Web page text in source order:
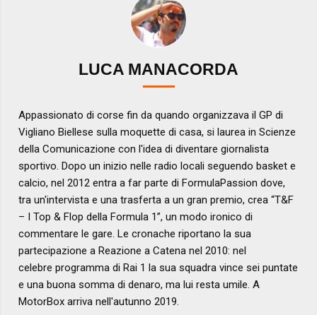
LUCA MANACORDA
Appassionato di corse fin da quando organizzava il GP di
Vigliano Biellese sulla moquette di casa, si laurea in Scienze
della Comunicazione con l'idea di diventare giornalista
sportivo. Dopo un inizio nelle radio locali seguendo basket e
calcio, nel 2012 entra a far parte di FormulaPassion dove,
tra un'intervista e una trasferta a un gran premio, crea “T&F
– I Top & Flop della Formula 1”, un modo ironico di
commentare le gare. Le cronache riportano la sua
partecipazione a Reazione a Catena nel 2010: nel
celebre programma di Rai 1 la sua squadra vince sei puntate
e una buona somma di denaro, ma lui resta umile. A
MotorBox arriva nell'autunno 2019.